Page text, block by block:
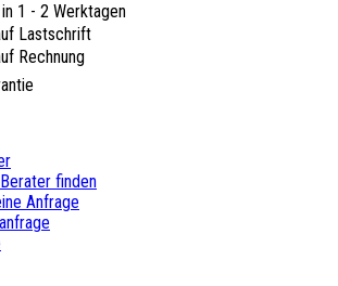
1 - 2 Werktagen
Lastschrift
Rechnung
finden
Anfrage